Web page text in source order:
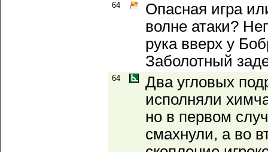
64
Опасная игра
волне атаки?
рука вверх у
Заболотный
64
Два угловых
исполняли
но в первом
смахнули, а во